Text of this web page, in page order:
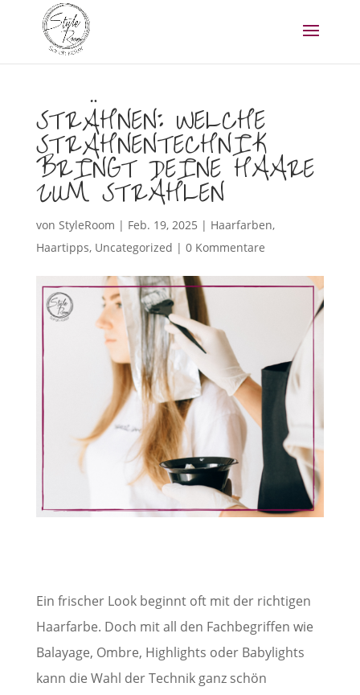
STRÄHNEN: WELCHE
STRÄHNENTECHNIK
BRINGT DEINE HAARE
ZUM STRAHLEN
von StyleRoom | Feb. 19, 2025 | Haarfarben,
Haartipps, Uncategorized | 0 Kommentare
Ein frischer Look beginnt oft mit der richtigen
Haarfarbe. Doch mit all den Fachbegriffen wie
Balayage, Ombre, Highlights oder Babylights
kann die Wahl der Technik ganz schön